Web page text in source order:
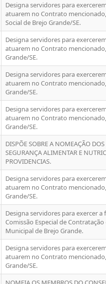
Designa servidores para
atuarem no Contrato
Social de Brejo Grande/SE.
Designa servidores para
atuarem no Contrato
Grande/SE.
Designa servidores para
atuarem no Contrato
Grande/SE.
Designa servidores para
atuarem no Contrato
Grande/SE.
DISPÕE SOBRE A NOMEAÇÃO
SEGURANÇA ALIMENTAR E
PROVIDENCIAS.
Designa servidores para
atuarem no Contrato
Grande/SE.
Designa servidores para exercer
Comissão Especial de
Municipal de Brejo Grande.
Designa servidores para
atuarem no Contrato
Grande/SE.